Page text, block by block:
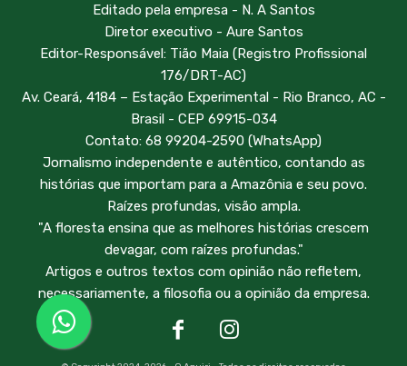
Editado pela empresa - N. A Santos
Diretor executivo - Aure Santos
Editor-Responsável: Tião Maia (Registro Profissional
176/DRT-AC)
Av. Ceará, 4184 – Estação Experimental - Rio Branco, AC -
Brasil - CEP 69915-034
Contato: 68 99204-2590 (WhatsApp)
Jornalismo independente e autêntico, contando as
histórias que importam para a Amazônia e seu povo.
Raízes profundas, visão ampla.
"A floresta ensina que as melhores histórias crescem
devagar, com raízes profundas."
Artigos e outros textos com opinião não refletem,
necessariamente, a filosofia ou a opinião da empresa.